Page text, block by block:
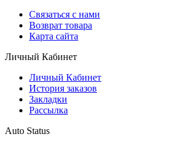
Связаться с нами
Возврат товара
Карта сайта
Личный Кабинет
Личный Кабинет
История заказов
Закладки
Рассылка
Auto Status